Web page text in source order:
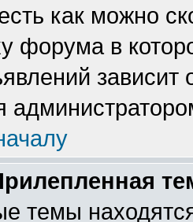
как можно
форума в
зависит
темы